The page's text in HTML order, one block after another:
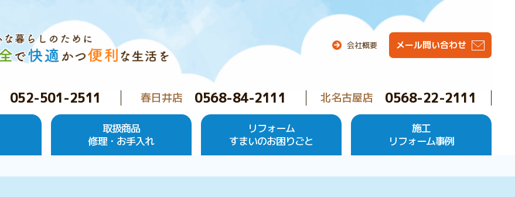
会社概要 メール問い合わせ
052-501-2511 春日井店 0568-84-2111 北名古屋店 0568-22-2111
取扱商品
修理・お手入れ
リフォーム
すまいのお困りごと
施工
リフォーム事例